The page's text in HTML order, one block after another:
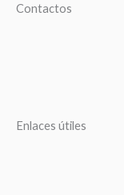
Contactos
Enlaces útiles